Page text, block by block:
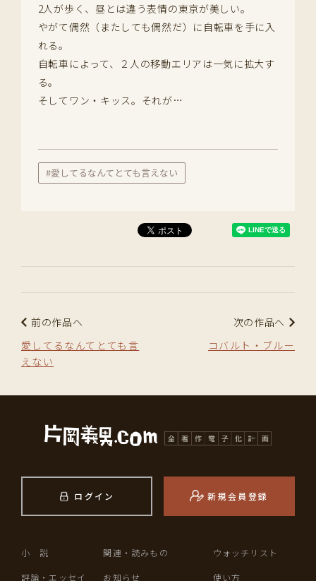
2人が歩く、昼とは違う表情の東京が美しい。
やがて偶然（またしても偶然だ）に自転車を手に入
れる。
自転車によって、２人の移動エリアは一気に拡大す
る。
そしてワン・キッス。それが…
#愛してるなんてとても言えない
前の作品へ
愛してるなんてとても言
えない
次の作品へ
コバルト・ブルー
ログイン 新規会員登録
小 説
評論・エッセイ
関連・読みもの
お知らせ
ウォッチリスト
使い方